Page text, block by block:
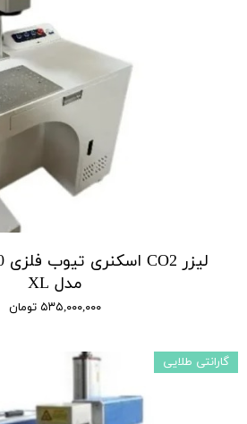
مدل XL
۵۳۵,۰۰۰,۰۰۰ تومان
گارانتی طلایی